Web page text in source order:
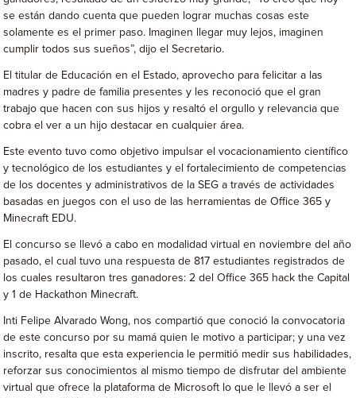
se están dando cuenta que pueden lograr muchas cosas este
solamente es el primer paso. Imaginen llegar muy lejos, imaginen
cumplir todos sus sueños”, dijo el Secretario.
El titular de Educación en el Estado, aprovecho para felicitar a las
madres y padre de familia presentes y les reconoció que el gran
trabajo que hacen con sus hijos y resaltó el orgullo y relevancia que
cobra el ver a un hijo destacar en cualquier área.
Este evento tuvo como objetivo impulsar el vocacionamiento científico
y tecnológico de los estudiantes y el fortalecimiento de competencias
de los docentes y administrativos de la SEG a través de actividades
basadas en juegos con el uso de las herramientas de Office 365 y
Minecraft EDU.
El concurso se llevó a cabo en modalidad virtual en noviembre del año
pasado, el cual tuvo una respuesta de 817 estudiantes registrados de
los cuales resultaron tres ganadores: 2 del Office 365 hack the Capital
y 1 de Hackathon Minecraft.
Inti Felipe Alvarado Wong, nos compartió que conoció la convocatoria
de este concurso por su mamá quien le motivo a participar; y una vez
inscrito, resalta que esta experiencia le permitió medir sus habilidades,
reforzar sus conocimientos al mismo tiempo de disfrutar del ambiente
virtual que ofrece la plataforma de Microsoft lo que le llevó a ser el